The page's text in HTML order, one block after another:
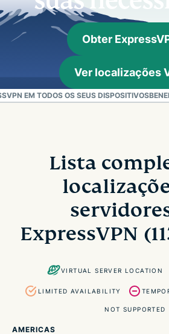
Obter
Ver localizações
EM TODOS OS SEUS DISPOSITIVOS
Como a ExpressVPN conquista
O que é servidor VPN e por que
importante?
Como escolher o melhor
Conecte-se aos servidores da
todos os seus dispositivos
Lista
ExpressVPN
VIRTUAL SERVER LOCATION
LIMITED AVAILABILITY
NOT SUPPORTED
AMERICAS